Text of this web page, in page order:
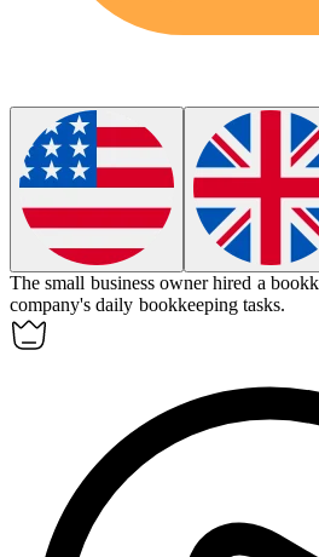
The small business owner hired a
company's daily bookkeeping tasks.